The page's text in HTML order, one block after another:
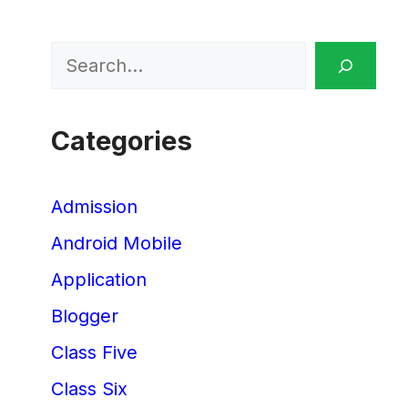
Search
Categories
Admission
Android Mobile
Application
Blogger
Class Five
Class Six